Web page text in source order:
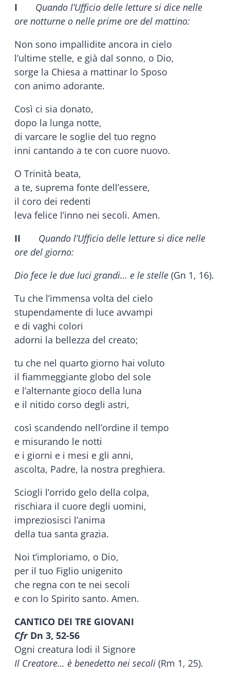
I
Quando l’Ufficio delle letture si dice nelle
ore notturne o nelle prime ore del mattino:
Non sono impallidite ancora in cielo
l’ultime stelle, e già dal sonno, o Dio,
sorge la Chiesa a mattinar lo Sposo
con animo adorante.
Così ci sia donato,
dopo la lunga notte,
di varcare le soglie del tuo regno
inni cantando a te con cuore nuovo.
O Trinità beata,
a te, suprema fonte dell’essere,
il coro dei redenti
leva felice l’inno nei secoli. Amen.
II
Quando l’Ufficio delle letture si dice nelle
ore del giorno:
Dio fece le due luci grandi… e le stelle (Gn 1, 16).
Tu che l’immensa volta del cielo
stupendamente di luce avvampi
e di vaghi colori
adorni la bellezza del creato;
tu che nel quarto giorno hai voluto
il fiammeggiante globo del sole
e l’alternante gioco della luna
e il nitido corso degli astri,
così scandendo nell’ordine il tempo
e misurando le notti
e i giorni e i mesi e gli anni,
ascolta, Padre, la nostra preghiera.
Sciogli l’orrido gelo della colpa,
rischiara il cuore degli uomini,
impreziosisci l’anima
della tua santa grazia.
Noi t’imploriamo, o Dio,
per il tuo Figlio unigenito
che regna con te nei secoli
e con lo Spirito santo. Amen.
CANTICO DEI TRE GIOVANI
Cfr Dn 3, 52-56
Ogni creatura lodi il Signore
Il Creatore… è benedetto nei secoli (Rm 1, 25).